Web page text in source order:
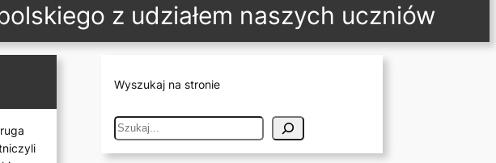
z udziałem naszych uczniów
Wyszukaj na stronie
S